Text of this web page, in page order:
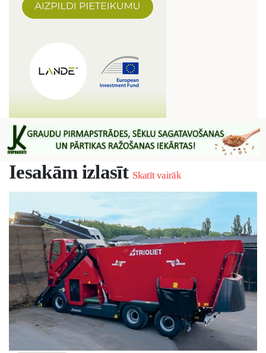
Iesakām izlasīt Skatīt vairāk